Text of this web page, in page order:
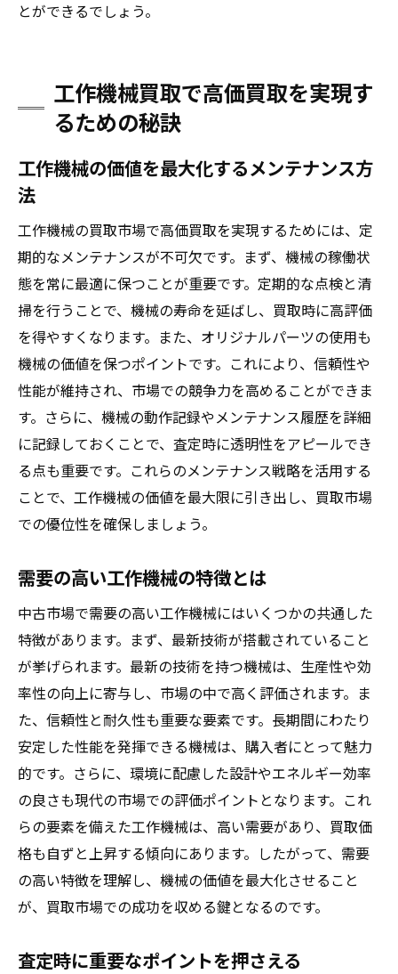
とができるでしょう。
工作機械買取で高価買取を実現す
るための秘訣
工作機械の価値を最大化するメンテナンス方
法
工作機械の買取市場で高価買取を実現するためには、定
期的なメンテナンスが不可欠です。まず、機械の稼働状
態を常に最適に保つことが重要です。定期的な点検と清
掃を行うことで、機械の寿命を延ばし、買取時に高評価
を得やすくなります。また、オリジナルパーツの使用も
機械の価値を保つポイントです。これにより、信頼性や
性能が維持され、市場での競争力を高めることができま
す。さらに、機械の動作記録やメンテナンス履歴を詳細
に記録しておくことで、査定時に透明性をアピールでき
る点も重要です。これらのメンテナンス戦略を活用する
ことで、工作機械の価値を最大限に引き出し、買取市場
での優位性を確保しましょう。
需要の高い工作機械の特徴とは
中古市場で需要の高い工作機械にはいくつかの共通した
特徴があります。まず、最新技術が搭載されていること
が挙げられます。最新の技術を持つ機械は、生産性や効
率性の向上に寄与し、市場の中で高く評価されます。ま
た、信頼性と耐久性も重要な要素です。長期間にわたり
安定した性能を発揮できる機械は、購入者にとって魅力
的です。さらに、環境に配慮した設計やエネルギー効率
の良さも現代の市場での評価ポイントとなります。これ
らの要素を備えた工作機械は、高い需要があり、買取価
格も自ずと上昇する傾向にあります。したがって、需要
の高い特徴を理解し、機械の価値を最大化させること
が、買取市場での成功を収める鍵となるのです。
査定時に重要なポイントを押さえる